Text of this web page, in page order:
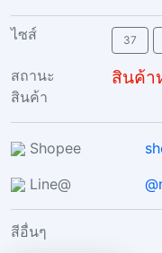
ไซส์ 37
สถานะ
สินค้า
สินค้า
Shopee
Line@
สีอื่นๆ